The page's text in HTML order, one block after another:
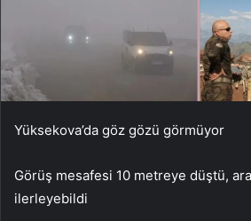
Yüksekova’da göz gözü görmüyor
Görüş mesafesi 10 metreye düştü,
ilerleyebildi